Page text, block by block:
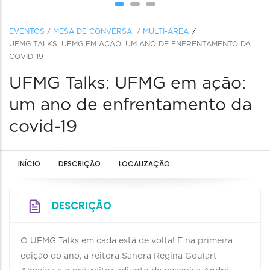
EVENTOS / MESA DE CONVERSA / MULTI-ÁREA
UFMG TALKS: UFMG EM AÇÃO: UM ANO DE ENFRENTAMENTO DA
COVID-19
UFMG Talks: UFMG em ação:
um ano de enfrentamento da
covid-19
INÍCIO DESCRIÇÃO LOCALIZAÇÃO
DESCRIÇÃO
O UFMG Talks em cada está de volta! E na primeira
edição do ano, a reitora Sandra Regina Goulart